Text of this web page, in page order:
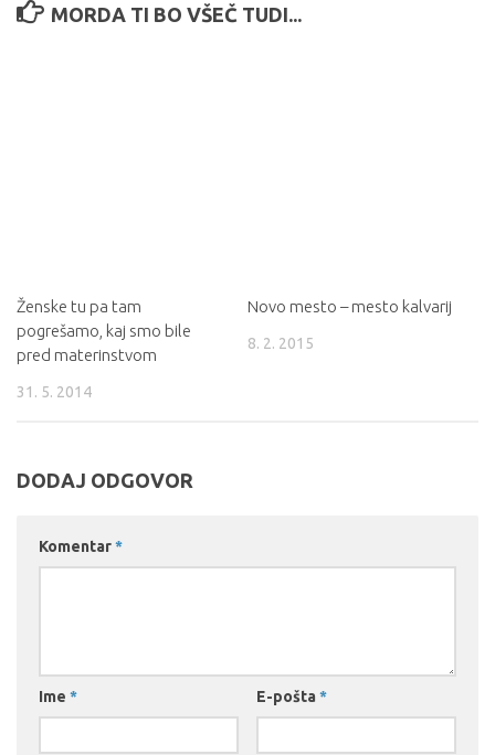
MORDA TI BO VŠEČ TUDI...
Ženske tu pa tam
pogrešamo, kaj smo bile
pred materinstvom
31. 5. 2014
Novo mesto – mesto kalvarij
8. 2. 2015
DODAJ ODGOVOR
Komentar*
Ime * E-pošta *